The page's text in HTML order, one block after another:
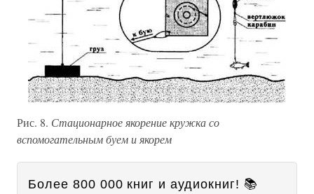
Рис. 8. Стационарное якорение кружка со
вспомогательным буем и якорем
Более 800 000 книг и аудиокниг! 📚